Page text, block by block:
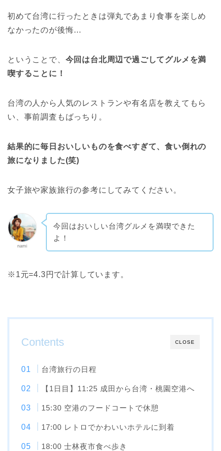
初めて台湾に行ったときは弾丸であまり食事を楽しめ
なかったのが後悔…
ということで、 今回は台北周辺で過ごしてグルメを満
喫することに！
台湾の人から人気のレストランや有名店を教えてもら
い、事前調査もばっちり。
結果的に毎日おいしいものを食べすぎて、食い倒れの
旅になりました(笑)
女子旅や家族旅行の参考にしてみてください。
nami
今回はおいしい台湾グルメを満喫できた
よ！
※1元=4.3円で計算しています。
CLOSE
Contents
台湾旅行の日程
【1日目】11:25 成田から台湾・桃園空港へ
15:30 空港のフードコートで休憩
17:00 レトロでかわいいホテルに到着
18:00 士林夜市食べ歩き